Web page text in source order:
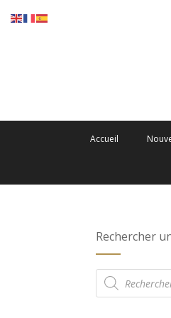
Accueil
Rechercher
Recherche
de
produits